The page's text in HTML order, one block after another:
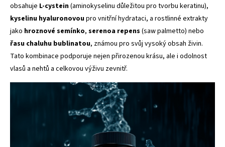
obsahuje L-cystein(aminokyselinu důležitou pro tvorbu keratinu),
kyselinu hyaluronovoupro vnitřní hydrataci, a rostlinné extrakty
jako hroznové semínko, serenoa repens (saw palmetto) nebo
řasu chaluhu bublinatou, známou pro svůj vysoký obsah živin.
Tato kombinace podporuje nejen přirozenou krásu, ale i odolnost
vlasů a nehtů a celkovou výživu zevnitř.